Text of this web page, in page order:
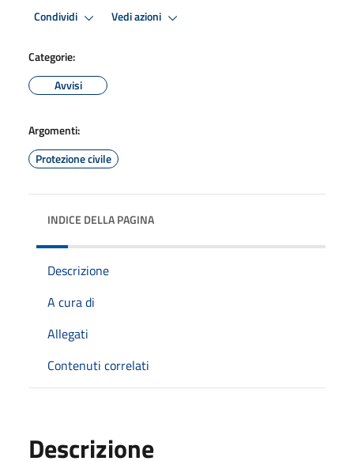
Condividi Vedi azioni
Categorie:
Avvisi
Argomenti:
Protezione civile
INDICE DELLA PAGINA
Descrizione
A cura di
Allegati
Contenuti correlati
Descrizione